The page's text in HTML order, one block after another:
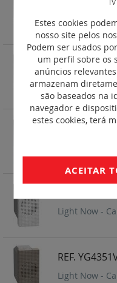
Light Now -
REF.
Light Now -
REF.
Light Now -
REF.
Light Now -
Estes cookies
nosso site pelos
Podem ser usados
um perfil sobre os
anúncios
armazenam
são baseados na
navegador e
estes cookies, terá
ACEITAR